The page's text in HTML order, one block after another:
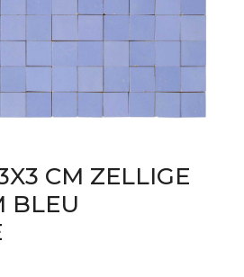
CM ZELLIGE
BLEU